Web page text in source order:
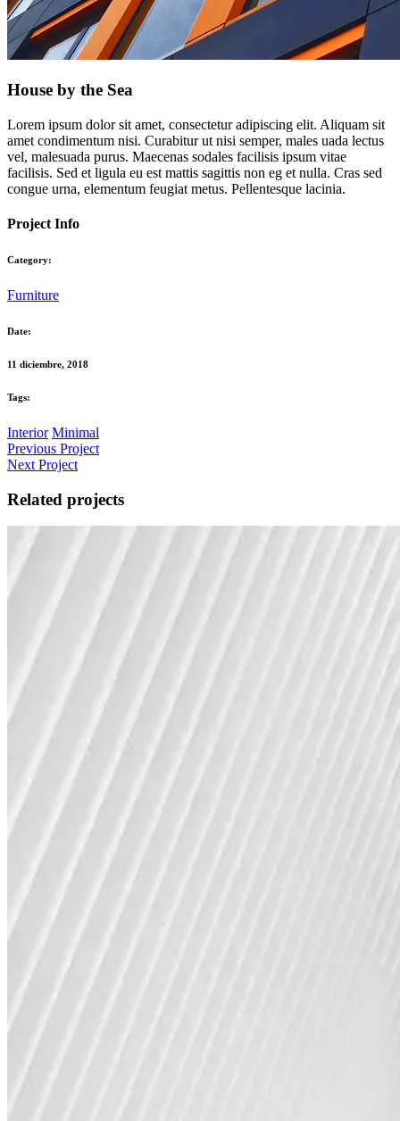
House by the Sea
Lorem ipsum dolor sit amet, consectetur adipiscing elit. Aliquam sit
amet condimentum nisi. Curabitur ut nisi semper, males uada lectus
vel, malesuada purus. Maecenas sodales facilisis ipsum vitae
facilisis. Sed et ligula eu est mattis sagittis non eg et nulla. Cras sed
congue urna, elementum feugiat metus. Pellentesque lacinia.
Project Info
Category:
Furniture
Date:
11 diciembre, 2018
Tags:
Interior Minimal
Previous Project
Next Project
Related projects